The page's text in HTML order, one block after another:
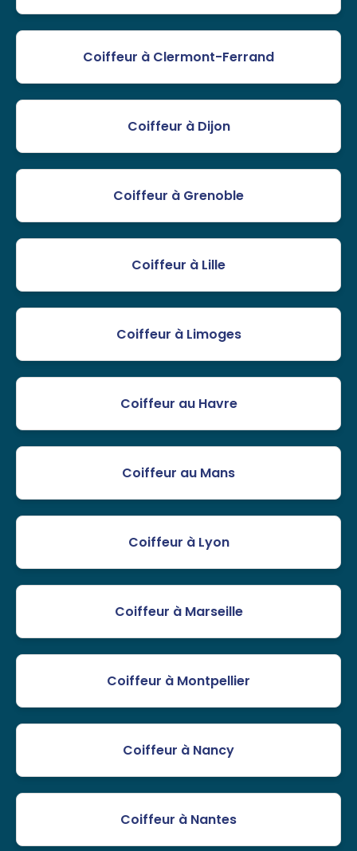
Coiffeur à Clermont-Ferrand
Coiffeur à Dijon
Coiffeur à Grenoble
Coiffeur à Lille
Coiffeur à Limoges
Coiffeur au Havre
Coiffeur au Mans
Coiffeur à Lyon
Coiffeur à Marseille
Coiffeur à Montpellier
Coiffeur à Nancy
Coiffeur à Nantes